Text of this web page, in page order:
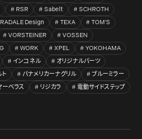
RSR Sabelt
SCHROTH
Design TEXA
TOM’S
VORSTEINER
VOSSEN
WORK XPEL
YOKOHAMA
インコネル
オリジナルパーツ
ト パナメリカーナグリル
ブルーミラー
ーベラス リジカラ 電動サイドステップ